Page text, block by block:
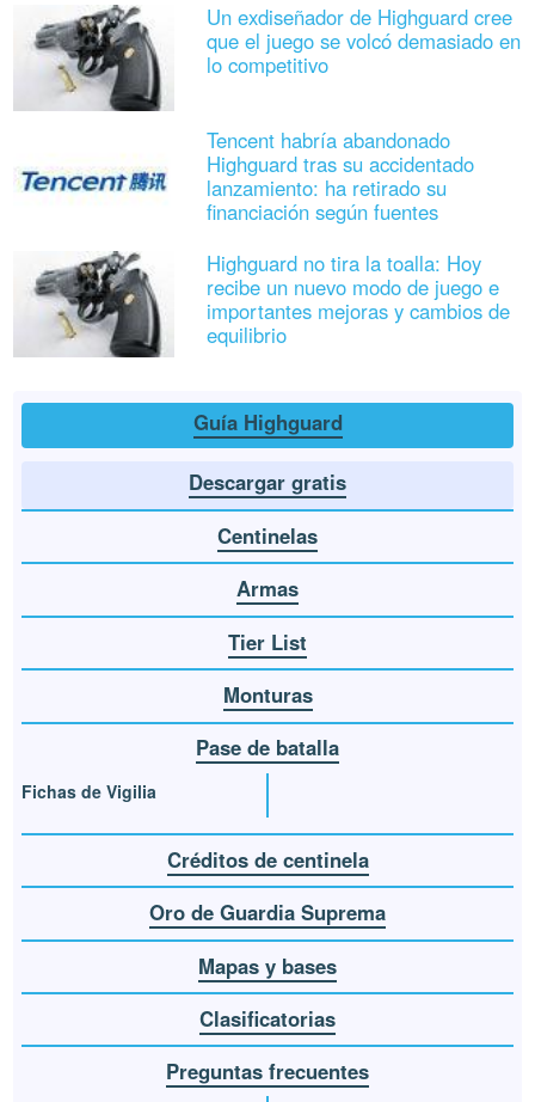
Un exdiseñador de Highguard cree
que el juego se volcó demasiado en
lo competitivo
Tencent habría abandonado
Highguard tras su accidentado
lanzamiento: ha retirado su
financiación según fuentes
Highguard no tira la toalla: Hoy
recibe un nuevo modo de juego e
importantes mejoras y cambios de
equilibrio
Guía Highguard
Descargar gratis
Centinelas
Armas
Tier List
Monturas
Pase de batalla
Fichas de Vigilia
Créditos de centinela
Oro de Guardia Suprema
Mapas y bases
Clasificatorias
Preguntas frecuentes